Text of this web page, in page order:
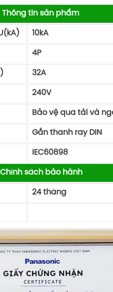
Thông tin sản phẩm
10kA
4P
32A
240V
Bảo vệ quá tải và
Gắn thanh ray DIN
IEC60898
Chính sách bảo hành
24 tháng